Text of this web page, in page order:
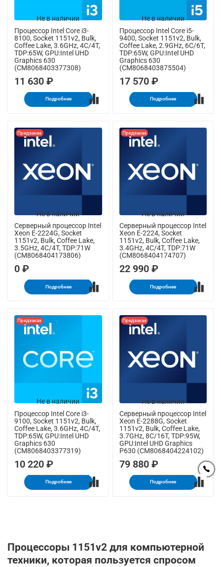
Не в наличии
Процессор Intel Core i3-
8100, Socket 1151v2, Bulk,
Coffee Lake, 3.6GHz, 4C/4T,
TDP:65W, GPU:Intel UHD
Graphics 630
(CM8068403377308)
11 630 ₽
Подробнее
Не в наличии
Процессор Intel Core i5-
9400, Socket 1151v2, Bulk,
Coffee Lake, 2.9GHz, 6C/6T,
TDP:65W, GPU:Intel UHD
Graphics 630
(CM8068403875504)
17 570 ₽
Подробнее
Не в наличии
Предзаказ
Серверный процессор Intel
Xeon E-2224G, Socket
1151v2, Bulk, Coffee Lake,
3.5GHz, 4C/4T, TDP:71W
(CM8068404173806)
0 ₽
Подробнее
Не в наличии
Предзаказ
Серверный процессор Intel
Xeon E-2224, Socket
1151v2, Bulk, Coffee Lake,
3.4GHz, 4C/4T, TDP:71W
(CM8068404174707)
22 990 ₽
Подробнее
Не в наличии
Предзаказ
Процессор Intel Core i3-
9100, Socket 1151v2, Bulk,
Coffee Lake, 3.6GHz, 4C/4T,
TDP:65W, GPU:Intel UHD
Graphics 630
(CM8068403377319)
10 220 ₽
Подробнее
Не в наличии
Предзаказ
Серверный процессор Intel
Xeon E-2288G, Socket
1151v2, Bulk, Coffee Lake,
3.7GHz, 8C/16T, TDP:95W,
GPU:Intel UHD Graphics
P630 (CM8068404224102)
79 880 ₽
Подробнее
Процессоры 1151v2 для компьютерной
техники, которая пользуется спросом